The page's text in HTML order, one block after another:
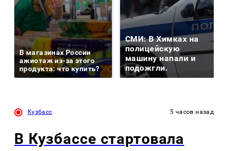
В магазинах России
ажиотаж из-за этого
продукта: что купить?
СМИ: В Химках на
полицейскую
машину напали и
подожгли.
Кузбасс 5 часов назад
В Кузбассе стартовала